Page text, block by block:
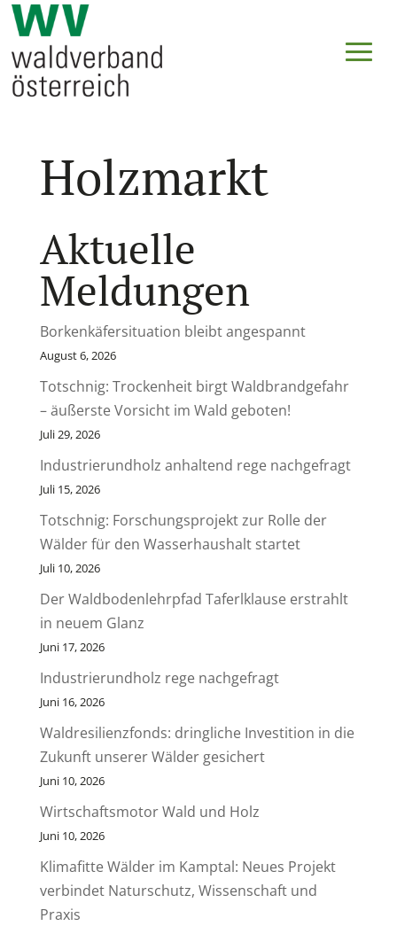
Holzmarkt
Aktuelle
Meldungen
Borkenkäfersituation bleibt angespannt
August 6, 2026
Totschnig: Trockenheit birgt Waldbrandgefahr
– äußerste Vorsicht im Wald geboten!
Juli 29, 2026
Industrierundholz anhaltend rege nachgefragt
Juli 15, 2026
Totschnig: Forschungsprojekt zur Rolle der
Wälder für den Wasserhaushalt startet
Juli 10, 2026
Der Waldbodenlehrpfad Taferlklause erstrahlt
in neuem Glanz
Juni 17, 2026
Industrierundholz rege nachgefragt
Juni 16, 2026
Waldresilienzfonds: dringliche Investition in die
Zukunft unserer Wälder gesichert
Juni 10, 2026
Wirtschaftsmotor Wald und Holz
Juni 10, 2026
Klimafitte Wälder im Kamptal: Neues Projekt
verbindet Naturschutz, Wissenschaft und
Praxis